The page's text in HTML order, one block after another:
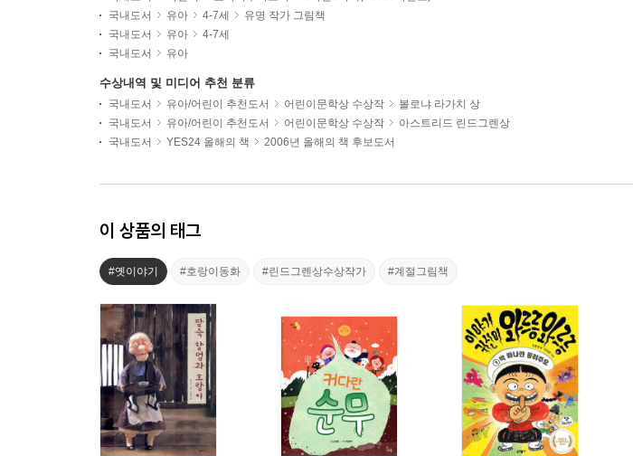
국내도서
유아 4-7세
유명 작가 그림책
국내도서
유아
4-7세
국내도서
유아
수상내역 및 미디어 추천 분류
국내도서 유아/어린이 추천도서 어린이문학상 수상작
볼로냐 라가치 상
국내도서
유아/어린이 추천도서 어린이문학상 수상작
아스트리드 린드그렌상
국내도서
YES24 올해의 책 2006년 올해의 책 후보도서
이 상품의 태그
#옛이야기 #호랑이동화 #린드그렌상수상작가 #계절그림책